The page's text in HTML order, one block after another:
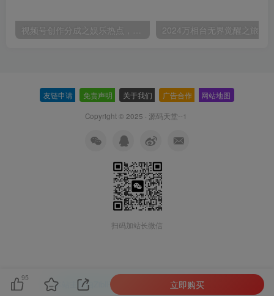
视频号创作分成之娱乐热点，最适合小白的赛道，每天赚点零花钱没问题【揭秘】
友链申请 免责声明 关于我们 广告合作 网站地图
Copyright © 2025 · 源码天堂--1
扫码加站长微信
95
立即购买
本站主题由Zibll子比主题强力驱动 联系作者